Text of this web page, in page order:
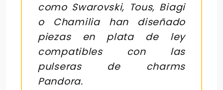
como Swarovski, Tous, Biagi
o Chamilia han diseñado
piezas en plata de ley
compatibles con las
pulseras de charms
Pandora.